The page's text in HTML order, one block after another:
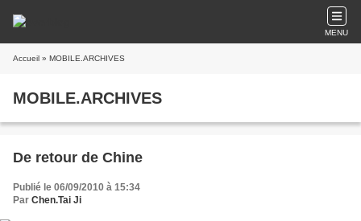
MENU
Accueil » MOBILE.ARCHIVES
MOBILE.ARCHIVES
De retour de Chine
Publié le 06/09/2010 à 15:34
Par Chen.Tai Ji